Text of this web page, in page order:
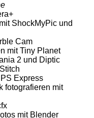
ShockMyPic und
Cam
mit Tiny Planet
2 und Diptic
Express
fotografieren mit
mit Blender